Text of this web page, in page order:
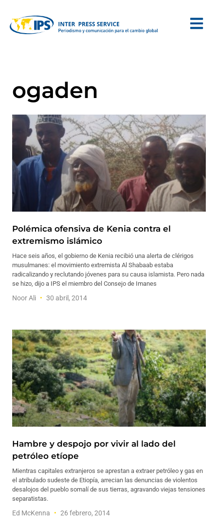
ogaden
Polémica ofensiva de Kenia contra el
extremismo islámico
Hace seis años, el gobierno de Kenia recibió una alerta de clérigos
musulmanes: el movimiento extremista Al Shabaab estaba
radicalizando y reclutando jóvenes para su causa islamista. Pero nada
se hizo, dijo a IPS el miembro del Consejo de Imanes
Noor Ali 30 abril, 2014
Hambre y despojo por vivir al lado del
petróleo etíope
Mientras capitales extranjeros se aprestan a extraer petróleo y gas en
el atribulado sudeste de Etiopía, arrecian las denuncias de violentos
desalojos del pueblo somalí de sus tierras, agravando viejas tensiones
separatistas.
Ed McKenna 26 febrero, 2014